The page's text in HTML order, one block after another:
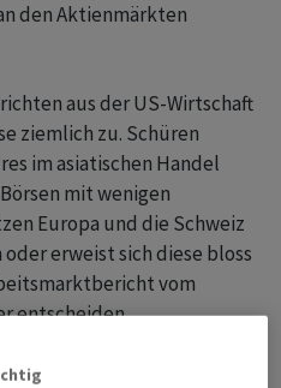
den Aktienmärkten
aus der US-Wirtschaft
ziemlich zu. Schüren
im asiatischen Handel
mit wenigen
Europa und die Schweiz
erweist sich diese bloss
vom
entscheiden.
Mit Ausnahme von